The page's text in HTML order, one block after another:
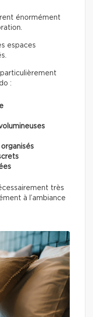
énormément
espaces
:
très
à l’ambiance